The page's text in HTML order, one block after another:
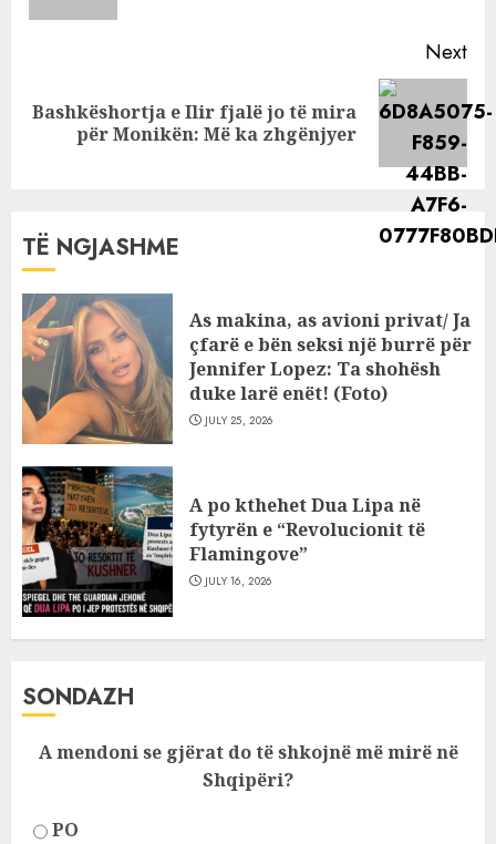
Next
Next
Bashkëshortja e Ilir fjalë jo të mira
për Monikën: Më ka zhgënjyer
TË NGJASHME
As makina, as avioni privat/ Ja
çfarë e bën seksi një burrë për
Jennifer Lopez: Ta shohësh
duke larë enët! (Foto)
JULY 25, 2026
A po kthehet Dua Lipa në
fytyrën e “Revolucionit të
Flamingove”
JULY 16, 2026
SONDAZH
A mendoni se gjërat do të shkojnë më mirë në
Shqipëri?
PO